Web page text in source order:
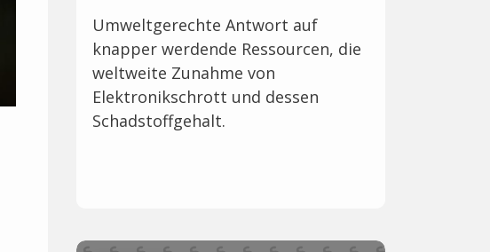
Umweltgerechte Antwort auf
knapper werdende Ressourcen, die
weltweite Zunahme von
Elektronikschrott und dessen
Schadstoffgehalt.